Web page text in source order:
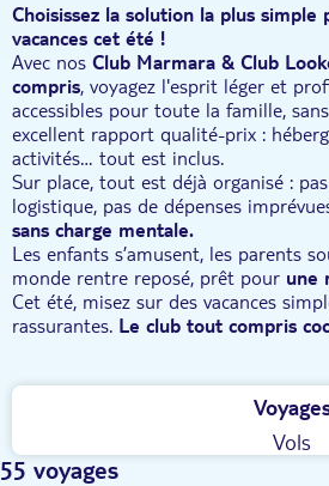
Choisissez la solution la plus simple
vacances cet été !
Avec nos Club Marmara & Club
compris, voyagez l'esprit léger et
accessibles pour toute la famille,
excellent rapport qualité-prix :
activités… tout est inclus.
Sur place, tout est déjà organisé :
logistique, pas de dépenses
sans charge mentale.
Les enfants s’amusent, les parents
monde rentre reposé, prêt pour une
Cet été, misez sur des vacances
rassurantes. Le club tout compris
Vols
55 voyages